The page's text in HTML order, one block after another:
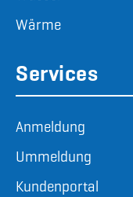
Wärme
Services
Anmeldung
Ummeldung
Kundenportal